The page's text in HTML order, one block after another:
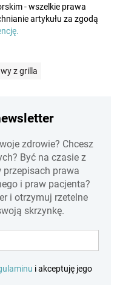
- wszelkie prawa
artykułu za zgodą
z grilla
zdrowie? Chcesz
Być na czasie z
prawa
i praw pacjenta?
i otrzymuj rzetelne
skrzynkę.
i akceptuję jego